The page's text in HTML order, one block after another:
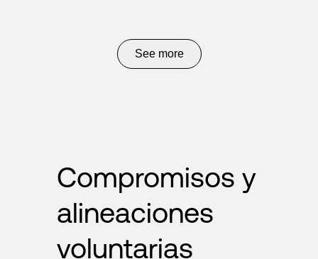
See more
Compromisos y
alineaciones
voluntarias